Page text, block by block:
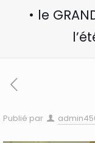
• le
Publié par